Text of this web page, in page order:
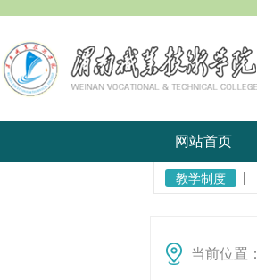
网站首页
教学制度
当前位置：